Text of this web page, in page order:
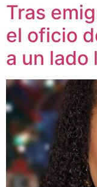
Tras
el oficio
a un lado